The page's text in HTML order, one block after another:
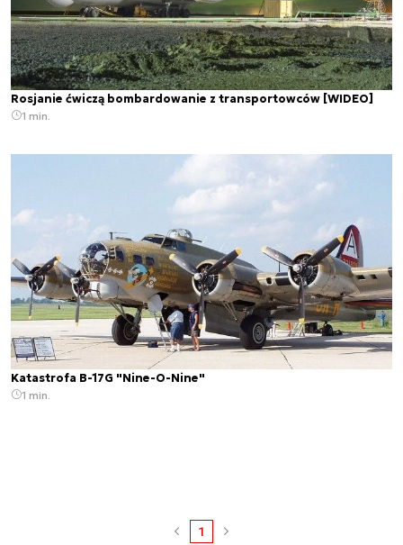
Rosjanie ćwiczą bombardowanie z transportowców [WIDEO]
1 min.
Katastrofa B-17G "Nine-O-Nine"
1 min.
1